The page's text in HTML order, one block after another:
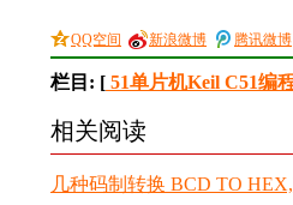
QQ空间
新浪微博 腾讯微博
栏目: [ 51单片机Keil C51编
相关阅读
几种码制转换 BCD TO